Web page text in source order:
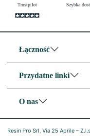
Trustpilot Szybka
Łączność
Przydatne linki
O nas
Resin Pro Srl, Via 25 Aprile –